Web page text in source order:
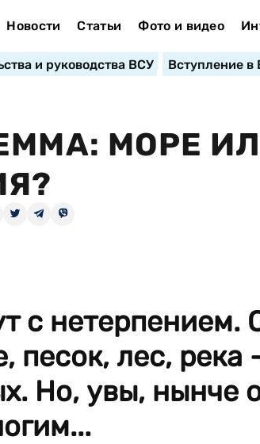
Новости Статьи Фото и видео
и руководства ВСУ Вступление в
МОРЕ
с нетерпением.
песок, лес, река
Но, увы, нынче